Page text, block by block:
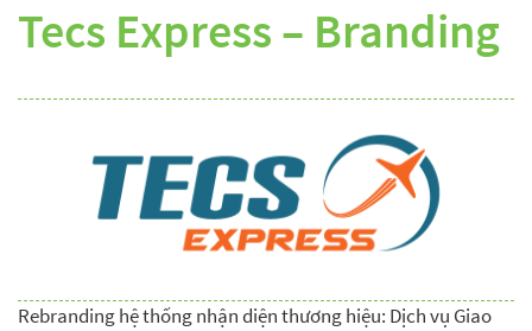
Tecs Express – Branding
Rebranding hệ thống nhận diện thương hiệu: Dịch vụ Giao